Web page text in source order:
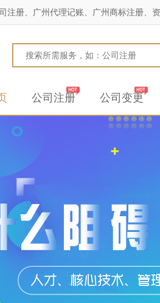
注册、广州代理记账、广州商标注册、资
公司注册 公司变更